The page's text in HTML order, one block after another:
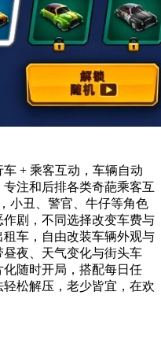
车 + 乘客互动，车辆自动
注和后排各类奇葩乘客互
小丑、警官、牛仔等角色
剧，不同选择改变车费与
车，自由改装车辆外观与
夜、天气变化与街头车
随时开局，搭配每日任
松解压，老少皆宜，在欢